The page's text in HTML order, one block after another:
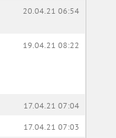
20.04.21 06:54
19.04.21 08:22
17.04.21 07:04
17.04.21 07:03